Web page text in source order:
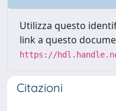
Utilizza questo
link a questo
https://
Citazioni